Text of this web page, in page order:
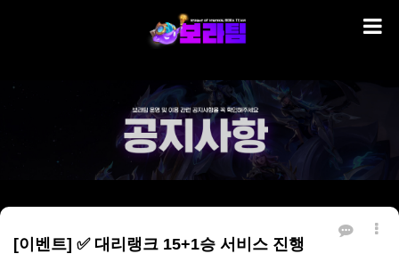
[이벤트] ✅ 대리랭크 15+1승 서비스 진행